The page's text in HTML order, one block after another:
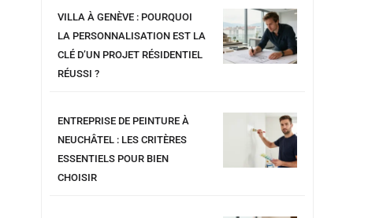
VILLA À GENÈVE : POURQUOI
LA PERSONNALISATION EST LA
CLÉ D’UN PROJET RÉSIDENTIEL
RÉUSSI ?
ENTREPRISE DE PEINTURE À
NEUCHÂTEL : LES CRITÈRES
ESSENTIELS POUR BIEN
CHOISIR